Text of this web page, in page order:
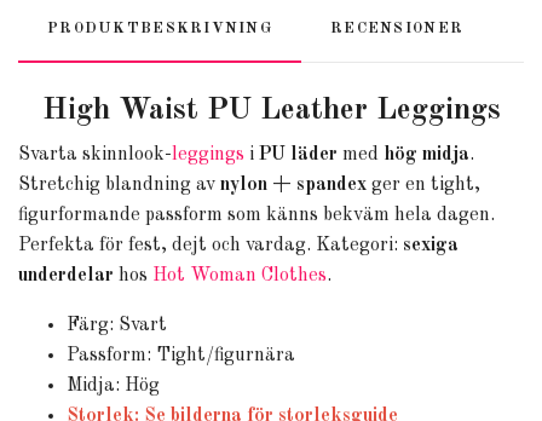
PRODUKTBESKRIVNING RECENSIONER
High Waist PU Leather Leggings
Svarta skinnlook-leggings i PU läder med hög midja.
Stretchig blandning av nylon + spandex ger en tight,
figurformande passform som känns bekväm hela dagen.
Perfekta för fest, dejt och vardag. Kategori: sexiga
underdelar hos Hot Woman Clothes.
Färg: Svart
Passform: Tight/figurnära
Midja: Hög
Storlek: Se bilderna för storleksguide